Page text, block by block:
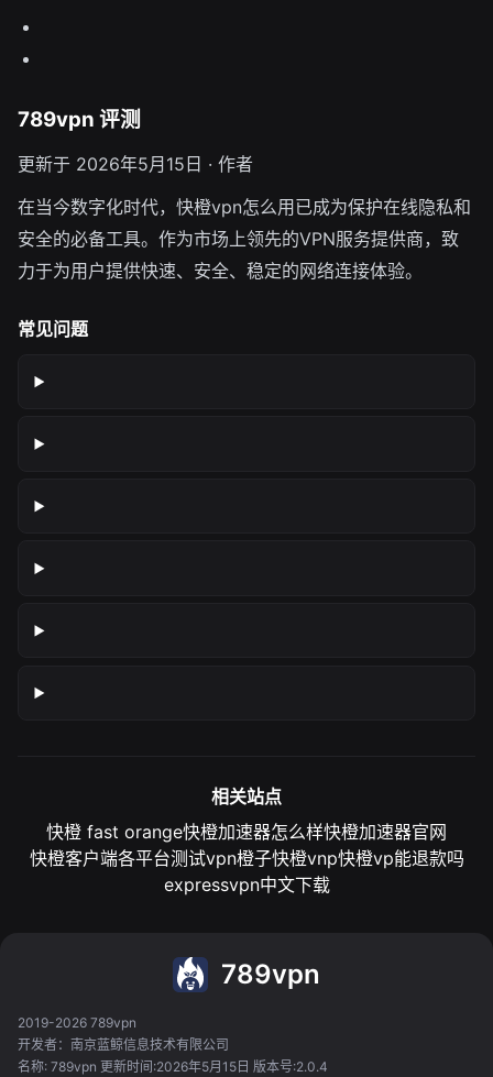
789vpn 评测
更新于 2026年5月15日 · 作者
在当今数字化时代，快橙vpn怎么用已成为保护在线隐私和
安全的必备工具。作为市场上领先的VPN服务提供商，致
力于为用户提供快速、安全、稳定的网络连接体验。
常见问题
相关站点
快橙 fast orange快橙加速器怎么样快橙加速器官网
快橙客户端各平台测试vpn橙子快橙vnp快橙vp能退款吗
expressvpn中文下载
789vpn
2019-2026 789vpn
开发者：南京蓝鲸信息技术有限公司
名称: 789vpn 更新时间:2026年5月15日 版本号:2.0.4